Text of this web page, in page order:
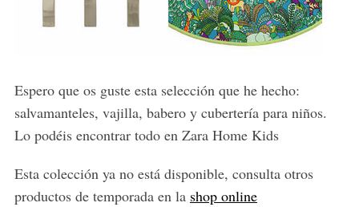
Espero que os guste esta selección que he hecho:
salvamanteles, vajilla, babero y cubertería para niños.
Lo podéis encontrar todo en Zara Home Kids
Esta colección ya no está disponible, consulta otros
productos de temporada en la shop online